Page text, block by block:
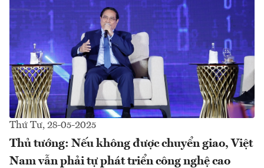
Thứ Tư, 28-05-2025
Thủ tướng: Nếu không được chuyển giao, Việt
Nam vẫn phải tự phát triển công nghệ cao